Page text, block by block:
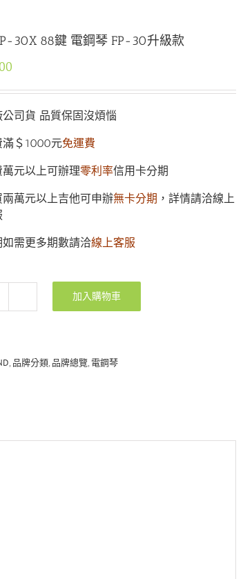
30X 88鍵 電鋼琴 FP-30升級款
公司貨 品質保固沒煩惱
滿＄1000元免運費
萬元以上可辦理零利率信用卡分期
兩萬元以上吉他可申辦無卡分期 ，詳情請洽線上
如需更多期數請洽線上客服
加入購物車
, 品牌分類, 品牌總覽, 電鋼琴